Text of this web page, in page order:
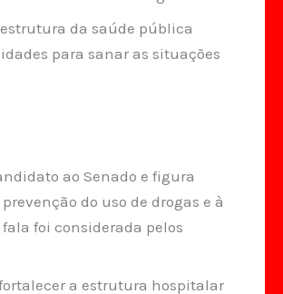
da saúde pública
para sanar as situações
ao Senado e figura
do uso de drogas e à
foi considerada pelos
a estrutura hospitalar